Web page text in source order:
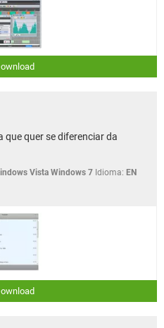
que quer se diferenciar da
Vista Windows 7 Idioma: EN